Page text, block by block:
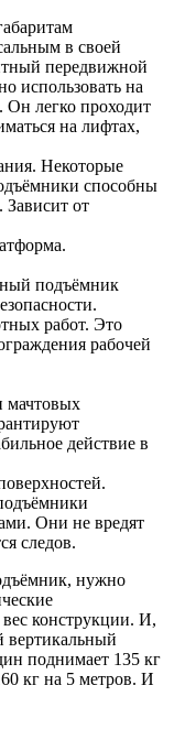
в своей
передвижной
использовать на
Он легко проходит
на лифтах,
Некоторые
способны
Зависит от
подъёмник
работ. Это
рабочей
мачтовых
действие в
Они не вредят
следов.
нужно
вес конструкции. И,
вертикальный
поднимает 135 кг
кг на 5 метров. И